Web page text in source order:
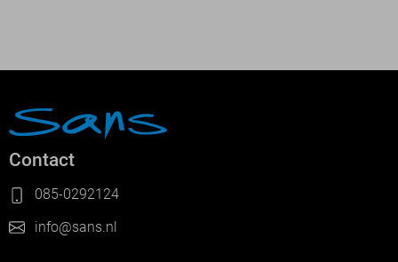
Contact
085-0292124
info@sans.nl